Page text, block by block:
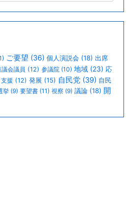
ご要望 (36) 個人演説会 (18) 出席
会議員 (12) 参議院 (10) 地域 (23) 応
支援 (12) 発展 (15) 自民党 (39) 自民
挙 (9) 要望書 (11) 視察 (9) 議論 (18) 開